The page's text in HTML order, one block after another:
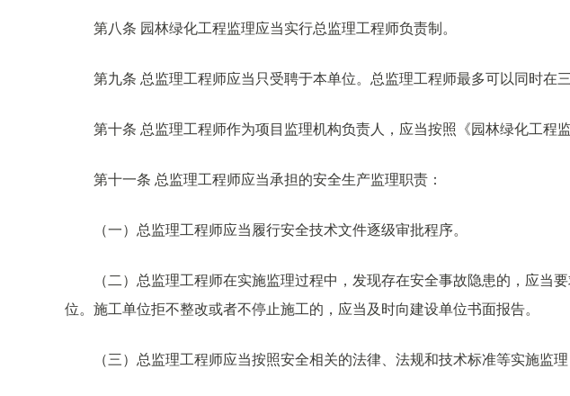
第八条 园林绿化工程监理应当实行总监理工程师负责制。
第九条 总监理工程师应当只受聘于本单位。总监理工程师最多可以同时在
第十条 总监理工程师作为项目监理机构负责人，应当按照《园林绿化工程
第十一条 总监理工程师应当承担的安全生产监理职责：
（一）总监理工程师应当履行安全技术文件逐级审批程序。
（二）总监理工程师在实施监理过程中，发现存在安全事故隐患的，应
位。施工单位拒不整改或者不停止施工的，应当及时向建设单位书面报告。
（三）总监理工程师应当按照安全相关的法律、法规和技术标准等实施监